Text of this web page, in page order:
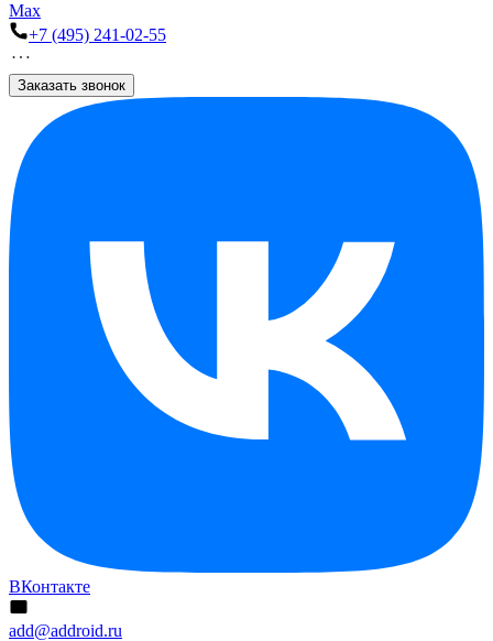
Max
+7 (495) 241-02-55
Заказать звонок
ВКонтакте
add@addroid.ru